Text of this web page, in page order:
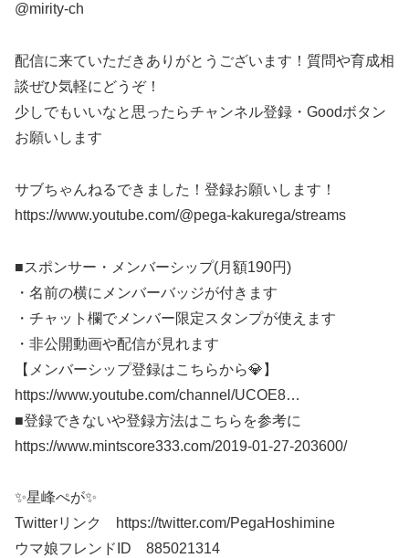
@mirity-ch
配信に来ていただきありがとうございます！質問や育成相
談ぜひ気軽にどうぞ！
少しでもいいなと思ったらチャンネル登録・Goodボタン
お願いします
サブちゃんねるできました！登録お願いします！
https://www.youtube.com/@pega-kakurega/streams
■スポンサー・メンバーシップ(月額190円)
・名前の横にメンバーバッジが付きます
・チャット欄でメンバー限定スタンプが使えます
・非公開動画や配信が見れます
【メンバーシップ登録はこちらから💎】
https://www.youtube.com/channel/UCOE8​​​…
■登録できないや登録方法はこちらを参考に
https://www.mintscore333.com/2019-01-27-203600/
✨星峰ぺが✨
Twitterリンク https://twitter.com/PegaHoshimine
ウマ娘フレンドID 885021314